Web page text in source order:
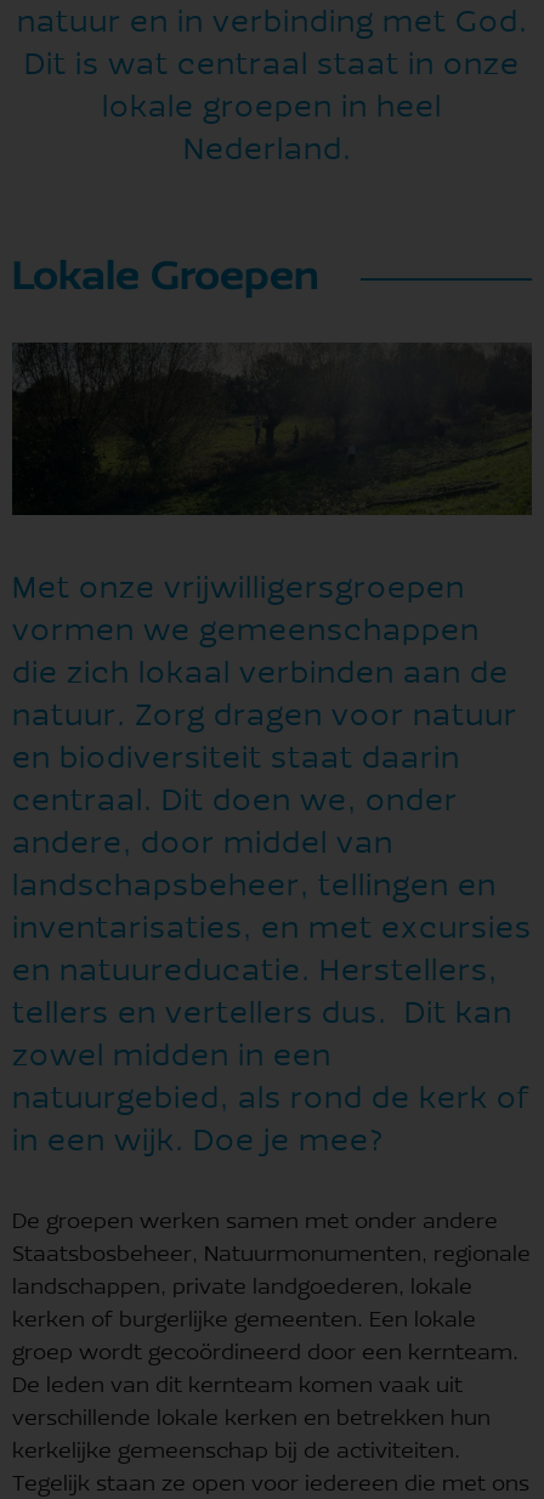
natuur en in verbinding met God.
Dit is wat centraal staat in onze
lokale groepen in heel
Nederland.
Lokale Groepen
Met onze vrijwilligersgroepen
vormen we gemeenschappen
die zich lokaal verbinden aan de
natuur. Zorg dragen voor natuur
en biodiversiteit staat daarin
centraal. Dit doen we, onder
andere, door middel van
landschapsbeheer, tellingen en
inventarisaties, en met excursies
en natuureducatie. Herstellers,
tellers en vertellers dus. Dit kan
zowel midden in een
natuurgebied, als rond de kerk of
in een wijk. Doe je mee?
De groepen werken samen met onder andere
Staatsbosbeheer, Natuurmonumenten, regionale
landschappen, private landgoederen, lokale
kerken of burgerlijke gemeenten. Een lokale
groep wordt gecoördineerd door een kernteam.
De leden van dit kernteam komen vaak uit
verschillende lokale kerken en betrekken hun
kerkelijke gemeenschap bij de activiteiten.
Tegelijk staan ze open voor iedereen die met ons